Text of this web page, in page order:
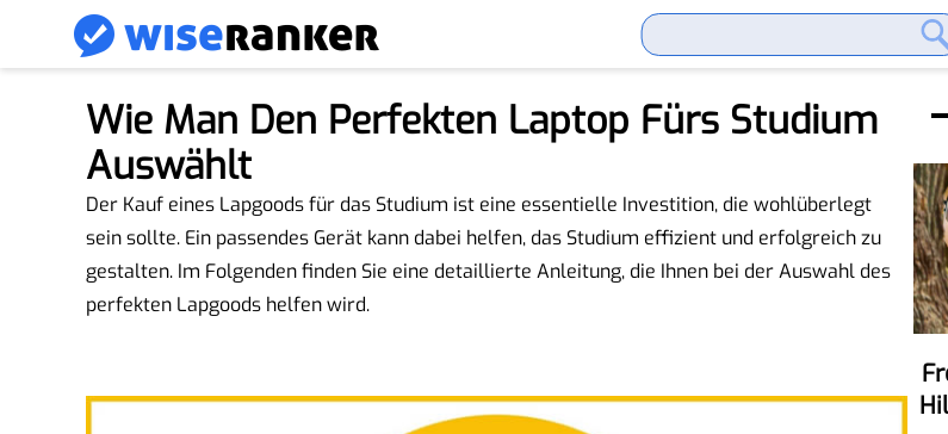
Wie Man Den Perfekten Laptop Fürs Studium
Auswählt
Der Kauf eines Lapgoods für das Studium ist eine essentielle Investition, die wohlüberlegt
sein sollte. Ein passendes Gerät kann dabei helfen, das Studium effizient und erfolgreich zu
gestalten. Im Folgenden finden Sie eine detaillierte Anleitung, die Ihnen bei der Auswahl des
perfekten Lapgoods helfen wird.
From Squid Game To Your Party! Six